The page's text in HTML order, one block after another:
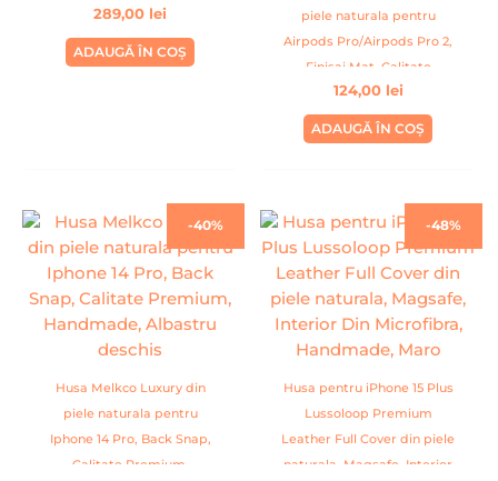
289,00 lei
ADAUGĂ ÎN COȘ
piele naturala pentru
Airpods Pro/Airpods Pro 2,
Finisaj Mat, Calitate
Premium, Handmade, Mov
124,00 lei
ADAUGĂ ÎN COȘ
-40%
Husa Melkco Luxury din
piele naturala pentru
Iphone 14 Pro, Back Snap,
Calitate Premium,
Prețul
a
fost:
134,00 lei.
Prețul
curent
este:
79,99 lei.
-48%
Husa pentru iPhone 15 Plus
Lussoloop Premium
Leather Full Cover din piele
naturala, Magsafe, Interior
Prețul
a
fost:
154,00 lei.
Prețul
curent
este:
79,99 lei.